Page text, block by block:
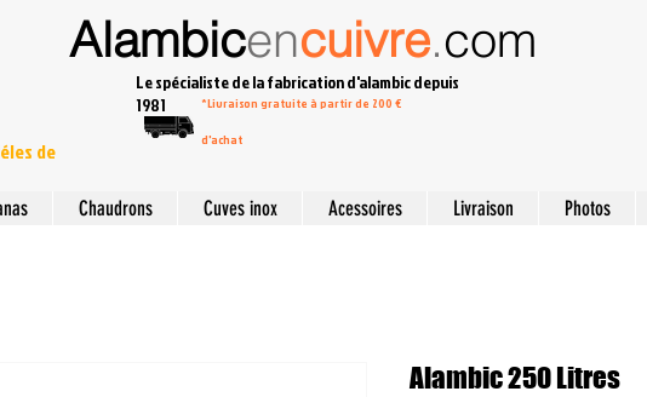
Alambicencuivre.com
Le spécialiste de la fabrication d'alambic depuis
1981
*Livraison gratuite à partir de 200 €
d'achat
de
Alambic 250 Litres
Chaudrons Cuves inox Acessoires Livraison Photos